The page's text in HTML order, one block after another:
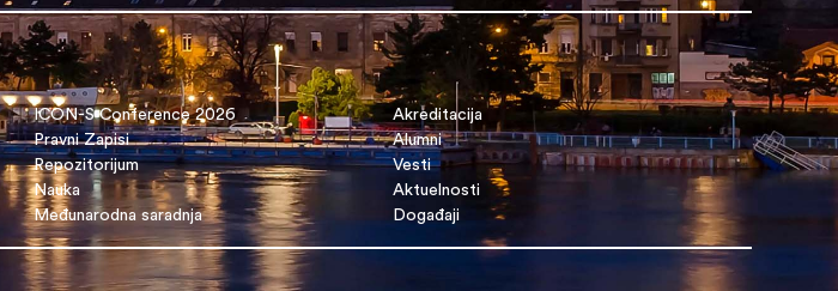
ICON-S Conference 2026
Pravni Zapisi
Repozitorijum
Nauka
Međunarodna saradnja
Akreditacija
Alumni
Vesti
Aktuelnosti
Događaji